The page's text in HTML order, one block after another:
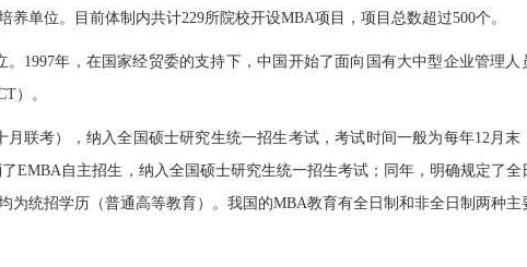
单位。目前体制内共计229所院校开设MBA项目，项目总数超过500个。
。1997年，在国家经贸委的支持下，中国开始了面向国有大中型企业管理人
）。
联考），纳入全国硕士研究生统一招生考试，考试时间一般为每年12月末
EMBA自主招生，纳入全国硕士研究生统一招生考试；同年，明确规定了全
为统招学历（普通高等教育）。我国的MBA教育有全日制和非全日制两种主